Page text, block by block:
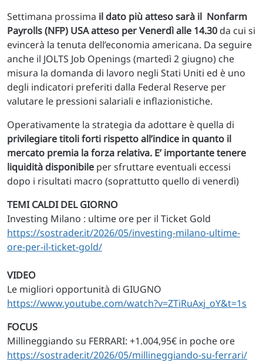
Settimana prossima il dato più atteso sarà il Nonfarm
Payrolls (NFP) USA atteso per Venerdì alle 14.30 da cui si
evincerà la tenuta dell’economia americana. Da seguire
anche il JOLTS Job Openings (martedì 2 giugno) che
misura la domanda di lavoro negli Stati Uniti ed è uno
degli indicatori preferiti dalla Federal Reserve per
valutare le pressioni salariali e inflazionistiche.
Operativamente la strategia da adottare è quella di
privilegiare titoli forti rispetto all’indice in quanto il
mercato premia la forza relativa. E’ importante tenere
liquidità disponibile per sfruttare eventuali eccessi
dopo i risultati macro (soprattutto quello di venerdì)
TEMI CALDI DEL GIORNO
Investing Milano : ultime ore per il Ticket Gold
https://sostrader.it/2026/05/investing-milano-ultime-
ore-per-il-ticket-gold/
VIDEO
Le migliori opportunità di GIUGNO
https://www.youtube.com/watch?v=ZTiRuAxj_oY&t=1s
FOCUS
Millineggiando su FERRARI: +1.004,95€ in poche ore
https://sostrader.it/2026/05/millineggiando-su-ferrari/